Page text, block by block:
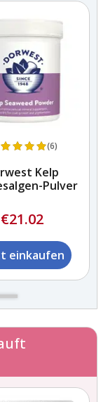
(6)
Kelp
Pulver
€21.02
einkaufen